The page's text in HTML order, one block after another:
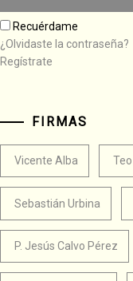
Recuérdame
¿Olvidaste la contraseña?
Regístrate
FIRMAS
Vicente Alba
Sebastián Urbina
P. Jesús Calvo Pérez